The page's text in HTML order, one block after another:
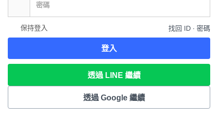
保持登入 找回 ID ∙ 密碼
登入
透過 LINE 繼續
透過 Google 繼續